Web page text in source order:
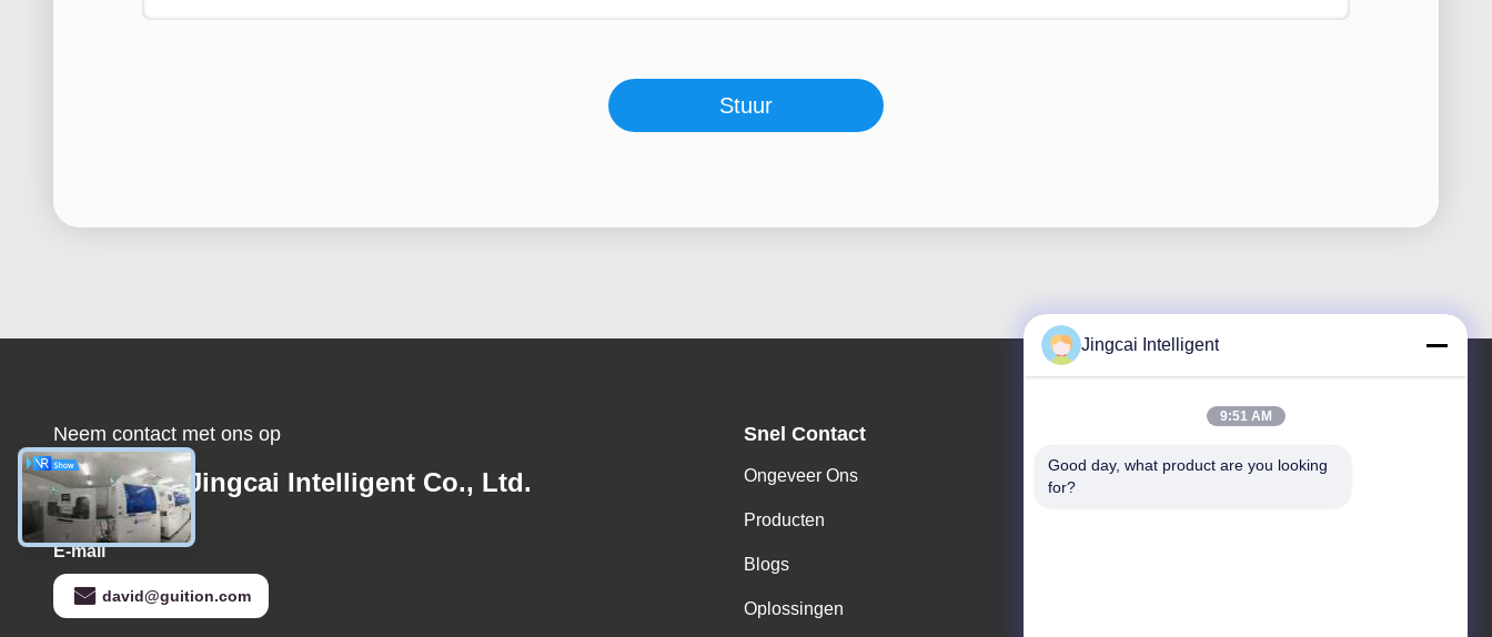
Stuur
Neem contact met ons op
Shenzhen Jingcai Intelligent Co., Ltd.
E-mail
david@guition.com
Snel Contact
Ongeveer Ons
Producten
Blogs
Oplossingen
Adres
Jingcai Intelligent
9:51 AM
Good day, what product are you looking
for?